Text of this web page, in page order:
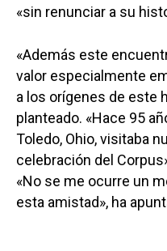
«sin renunciar a su
«Además este
valor especialmente
a los orígenes de este
planteado. «Hace 95
Toledo, Ohio, visitaba
celebración del
«No se me ocurre un
esta amistad», ha